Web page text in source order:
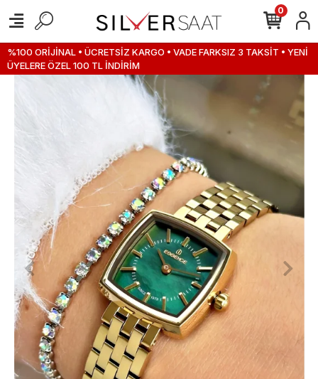
%100 ORİJİNAL • ÜCRETSİZ KARGO • VADE FARKSIZ 3 TAKSİT • YENİ
ÜYELERE ÖZEL 100 TL İNDİRİM
0